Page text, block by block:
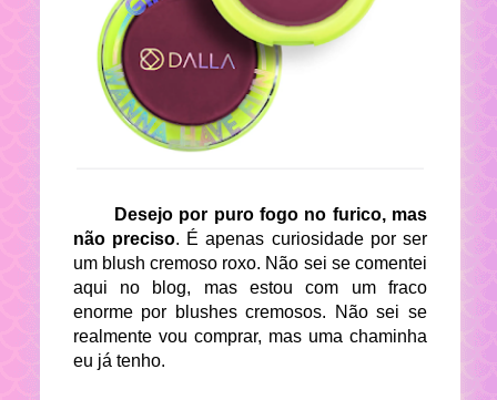
Desejo por puro fogo no furico, mas
não preciso. É apenas curiosidade por ser
um blush cremoso roxo. Não sei se comentei
aqui no blog, mas estou com um fraco
enorme por blushes cremosos. Não sei se
realmente vou comprar, mas uma chaminha
eu já tenho.